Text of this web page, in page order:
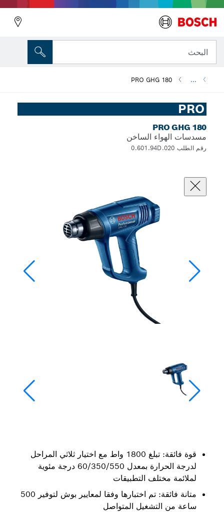
البحث
...
PRO GHG 180
PRO
PRO GHG 180
مسدسات الهواء الساخن
رقم الطلب 0.601.94D.020
قوة فائقة: تبلغ 1800 واط مع اختيار ثلاثي المراحل
لدرجة الحرارة بمعدل 60/350/550 درجة مئوية
لملائمة مختلف التطبيقات
متانة فائقة: تم اختبارها وفقا لمعايير بوش لتوفير 500
ساعة من التشغيل المتواصل